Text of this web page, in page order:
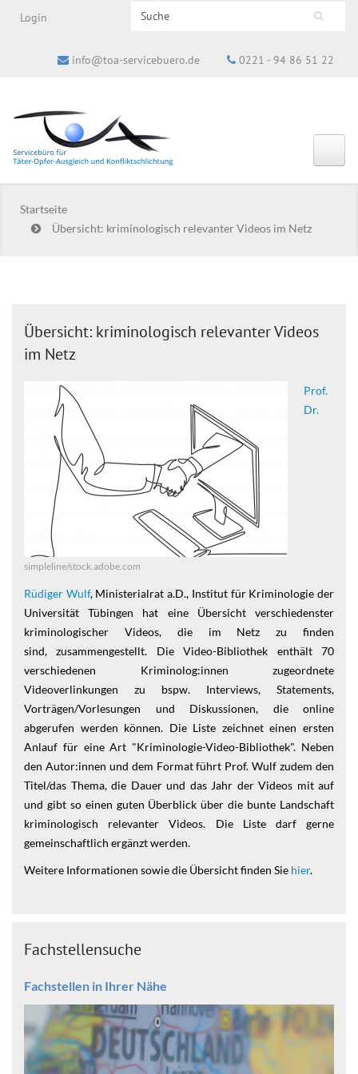
Login Suchformular
Search this site
info@toa-servicebuero.de 0221 - 94 86 51 22
Startseite
Übersicht: kriminologisch relevanter Videos im Netz
Übersicht: kriminologisch relevanter Videos
im Netz
simpleline/stock.adobe.com
Prof.
Dr.
Rüdiger Wulf, Ministerialrat a.D., Institut für Kriminologie der
Universität Tübingen hat eine Übersicht verschiedenster
kriminologischer Videos, die im Netz zu finden
sind, zusammengestellt. Die Video-Bibliothek enthält 70
verschiedenen Kriminolog:innen zugeordnete
Videoverlinkungen zu bspw. Interviews, Statements,
Vorträgen/Vorlesungen und Diskussionen, die online
abgerufen werden können. Die Liste zeichnet einen ersten
Anlauf für eine Art "Kriminologie-Video-Bibliothek". Neben
den Autor:innen und dem Format führt Prof. Wulf zudem den
Titel/das Thema, die Dauer und das Jahr der Videos mit auf
und gibt so einen guten Überblick über die bunte Landschaft
kriminologisch relevanter Videos. Die Liste darf gerne
gemeinschaftlich ergänzt werden.
Weitere Informationen sowie die Übersicht finden Sie hier.
Fachstellensuche
Fachstellen in Ihrer Nähe